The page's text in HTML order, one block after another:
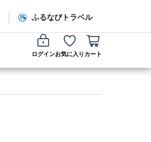
ふるなびトラベル
ログインお気に入り カート